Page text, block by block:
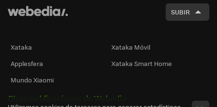
SUBIR
Xataka
Xataka Móvil
Applesfera
Xataka Smart Home
Mundo Xiaomi
Otras publicaciones de Webedia